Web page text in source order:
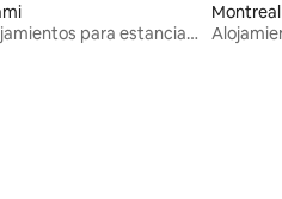
Alojamientos para estancias largas
Montreal